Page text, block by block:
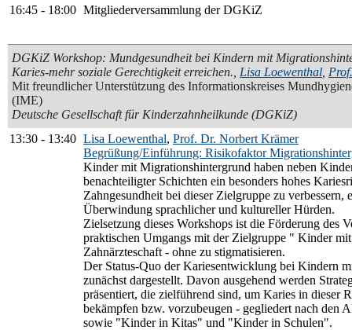
16:45 - 18:00 Mitgliederversammlung der DGKiZ
DGKiZ Workshop: Mundgesundheit bei Kindern mit
Karies-mehr soziale Gerechtigkeit erreichen. Lisa Loewenthal
Mit freundlicher Unterstützung des Informationskreises
(IME)
Deutsche Gesellschaft für Kinderzahnheilkunde (DGKiZ)
13:30 - 13:40 Lisa Loewenthal, Prof. Dr. Norbert Krämer
Begrüßung/Einführung: Risikofaktor
Kinder mit Migrationshintergrund haben neben
benachteiligter Schichten ein besonders hohes
Zahngesundheit bei dieser Zielgruppe zu verbessern,
Überwindung sprachlicher und kultureller Hürden.
Zielsetzung dieses Workshops ist die Förderung des
praktischen Umgangs mit der Zielgruppe " Kinder
Zahnärzteschaft - ohne zu stigmatisieren.
Der Status-Quo der Kariesentwicklung bei Kindern
zunächst dargestellt. Davon ausgehend werden
präsentiert, die zielführend sind, um Karies in dieser
bekämpfen bzw. vorzubeugen - gegliedert nach den
sowie "Kinder in Kitas" und "Kinder in Schulen".